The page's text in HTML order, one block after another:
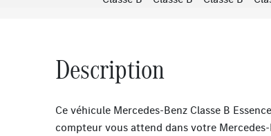
Description
Ce véhicule Mercedes-Benz Classe B
compteur vous attend dans votre Mercedes-